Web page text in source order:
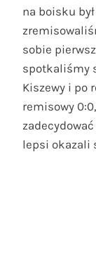
na boisku
sobie
spotkaliśmy
Kiszewy i po
remisowy
lepsi okazali